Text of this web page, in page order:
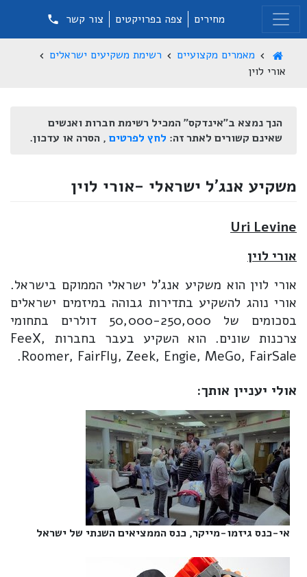
מחירים צפה בפרויקטים צור קשר
מאמרים מקצועיים
רשימת משקיעים ישראלים
אורי לוין
הנך נמצא ב"אינדקס" המכיל רשימת חברות ואנשים
שאינם קשורים לאתר זה: לחץ לפרטים , הסרה או עדכון.
משקיע אנג'ל ישראלי -אורי לוין
Uri Levine
אורי לוין
אורי לוין הוא משקיע אנג'ל ישראלי הממוקם בישראל.
אורי נוהג להשקיע בתדירות גבוהה במיזמים ישראלים
בסכומים של 50,000-250,000 דולרים בתחומי
צרכנות שונים. הוא השקיע בעבר בחברות FeeX,
Roomer, FairFly, Zeek, Engie, MeGo, FairSale.
אולי יעניין אותך:
אי-כנס גיזמו-מייקר, כנס הממציאים השנתי של ישראל‎